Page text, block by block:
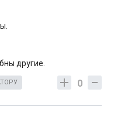
другие.
0